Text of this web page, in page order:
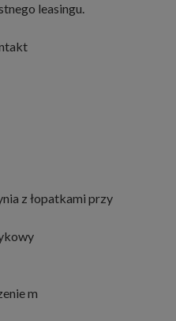
leasingu.
z łopatkami przy
m